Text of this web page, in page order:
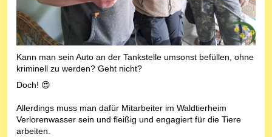
Kann man sein Auto an der Tankstelle umsonst befüllen, ohne
kriminell zu werden? Geht nicht?
Doch! 😍
Allerdings muss man dafür Mitarbeiter im Waldtierheim
Verlorenwasser sein und fleißig und engagiert für die Tiere
arbeiten.